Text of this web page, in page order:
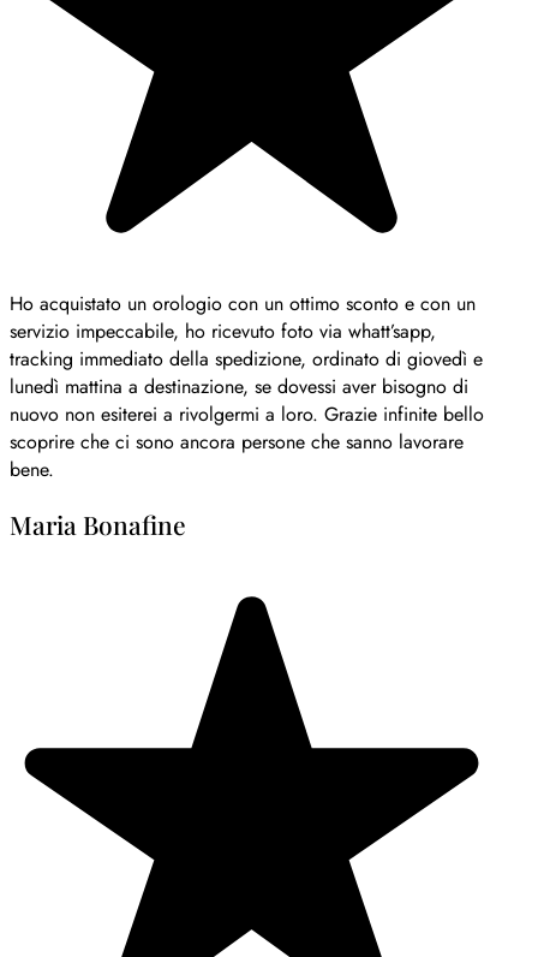
Ho acquistato un orologio con un ottimo sconto e con un
servizio impeccabile, ho ricevuto foto via whatt’sapp,
tracking immediato della spedizione, ordinato di giovedì e
lunedì mattina a destinazione, se dovessi aver bisogno di
nuovo non esiterei a rivolgermi a loro. Grazie infinite bello
scoprire che ci sono ancora persone che sanno lavorare
bene.
Maria Bonafine